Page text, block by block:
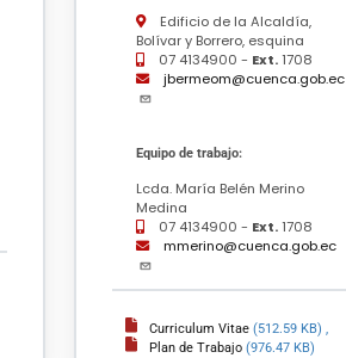
Edificio de la Alcaldía,
Bolívar y Borrero, esquina
07 4134900 - Ext.1708
jbermeom@cuenca.gob.ec
Equipo de trabajo:
Lcda. María Belén Merino
Medina
07 4134900 - Ext.1708
mmerino@cuenca.gob.ec
Curriculum Vitae (512.59 KB) ,
Plan de Trabajo (976.47 KB)